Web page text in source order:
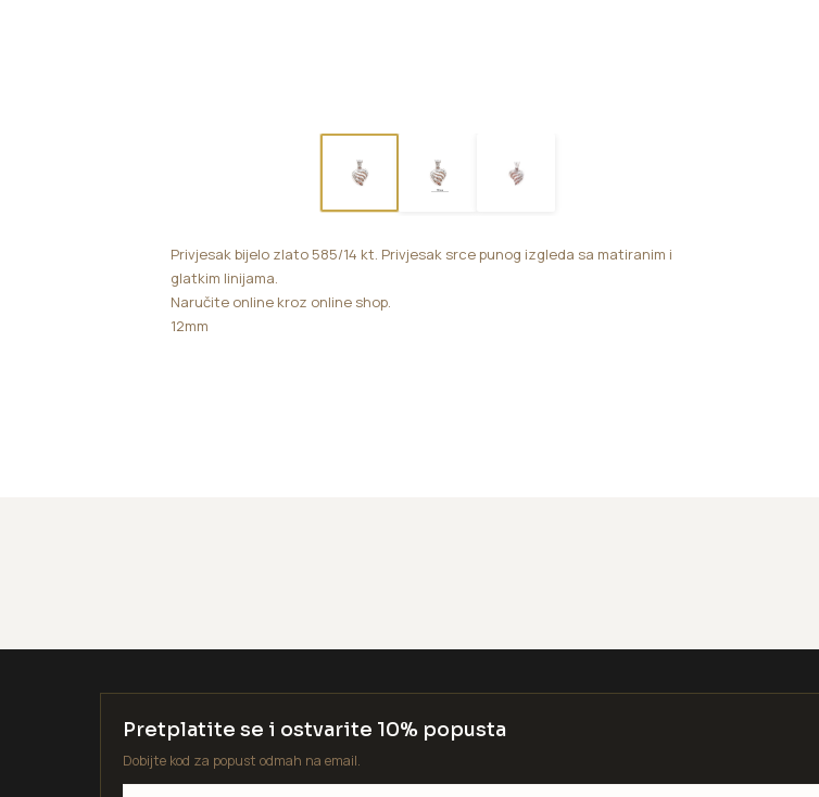
Privjesak bijelo zlato 585/14 kt. Privjesak srce punog izgleda sa matiranim i
glatkim linijama.
Naručite online kroz online shop.
12mm
Pretplatite se i ostvarite 10% popusta
Dobijte kod za popust odmah na email.